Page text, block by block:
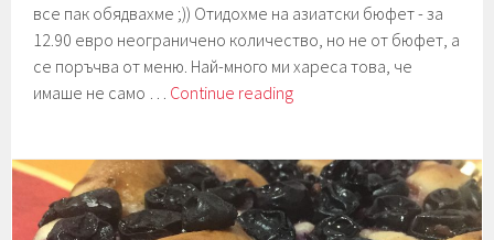
все пак обядвахме ;)) Отидохме на азиатски бюфет - за
12.90 евро неограничено количество, но не от бюфет, а
се поръчва от меню. Най-много ми хареса това, че
имаше не само … Continue readingСедмица
храна.
Кино.
Базар.